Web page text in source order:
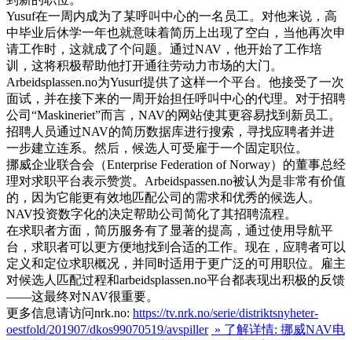
Yusuf在一周内成为了某呼叫中心的一名员工。对他来说，高
中毕业后休学一年也就意味着简历上出现了空白，当他再次申
请工作时，这就成了个问题。通过NAV，他开始了工作培
训，这将积极帮助他打开通往劳动力市场的大门。
Arbeidsplassen.no为Yusurf提供了这样一个平台。他接受了一次
面试，并在接下来的一周开始担任呼叫中心的代理。对于招聘
公司“Maskineriet”而言，NAV的网站使其更容易找到新员工。
招聘人员通过NAV的简历数据库进行搜索，寻找应聘者并进
一步建立连系。然后，候选人可受雇于一个固定职位。
挪威企业联合会（Enterprise Federation of Norway）的董事总经
理对求职平台表示赞赏。Arbeidspassen.no被认为是非常有价值
的，因为它能更有效地匹配公司的需求和优秀的候选人。
NAV投资数字化的决定帮助公司简化了其招聘流程。
在求职者方面，简历服务有了显著的提高，通过使用导航平
台，求职者可以更方便地找到合适的工作。现在，应聘者可以
定义和定位求职概况，并同时适用于更广泛的可用职位。雇主
对候选人匹配过程和arbeidsplassen.no平台都表现出积极的反馈
——这最终对NAV很重要。
更多信息请访问nrk.no: https://tv.nrk.no/serie/distriktsnyheter-
oestfold/201907/dkos99070519/avspiller » 了解详情: 挪威NAV电